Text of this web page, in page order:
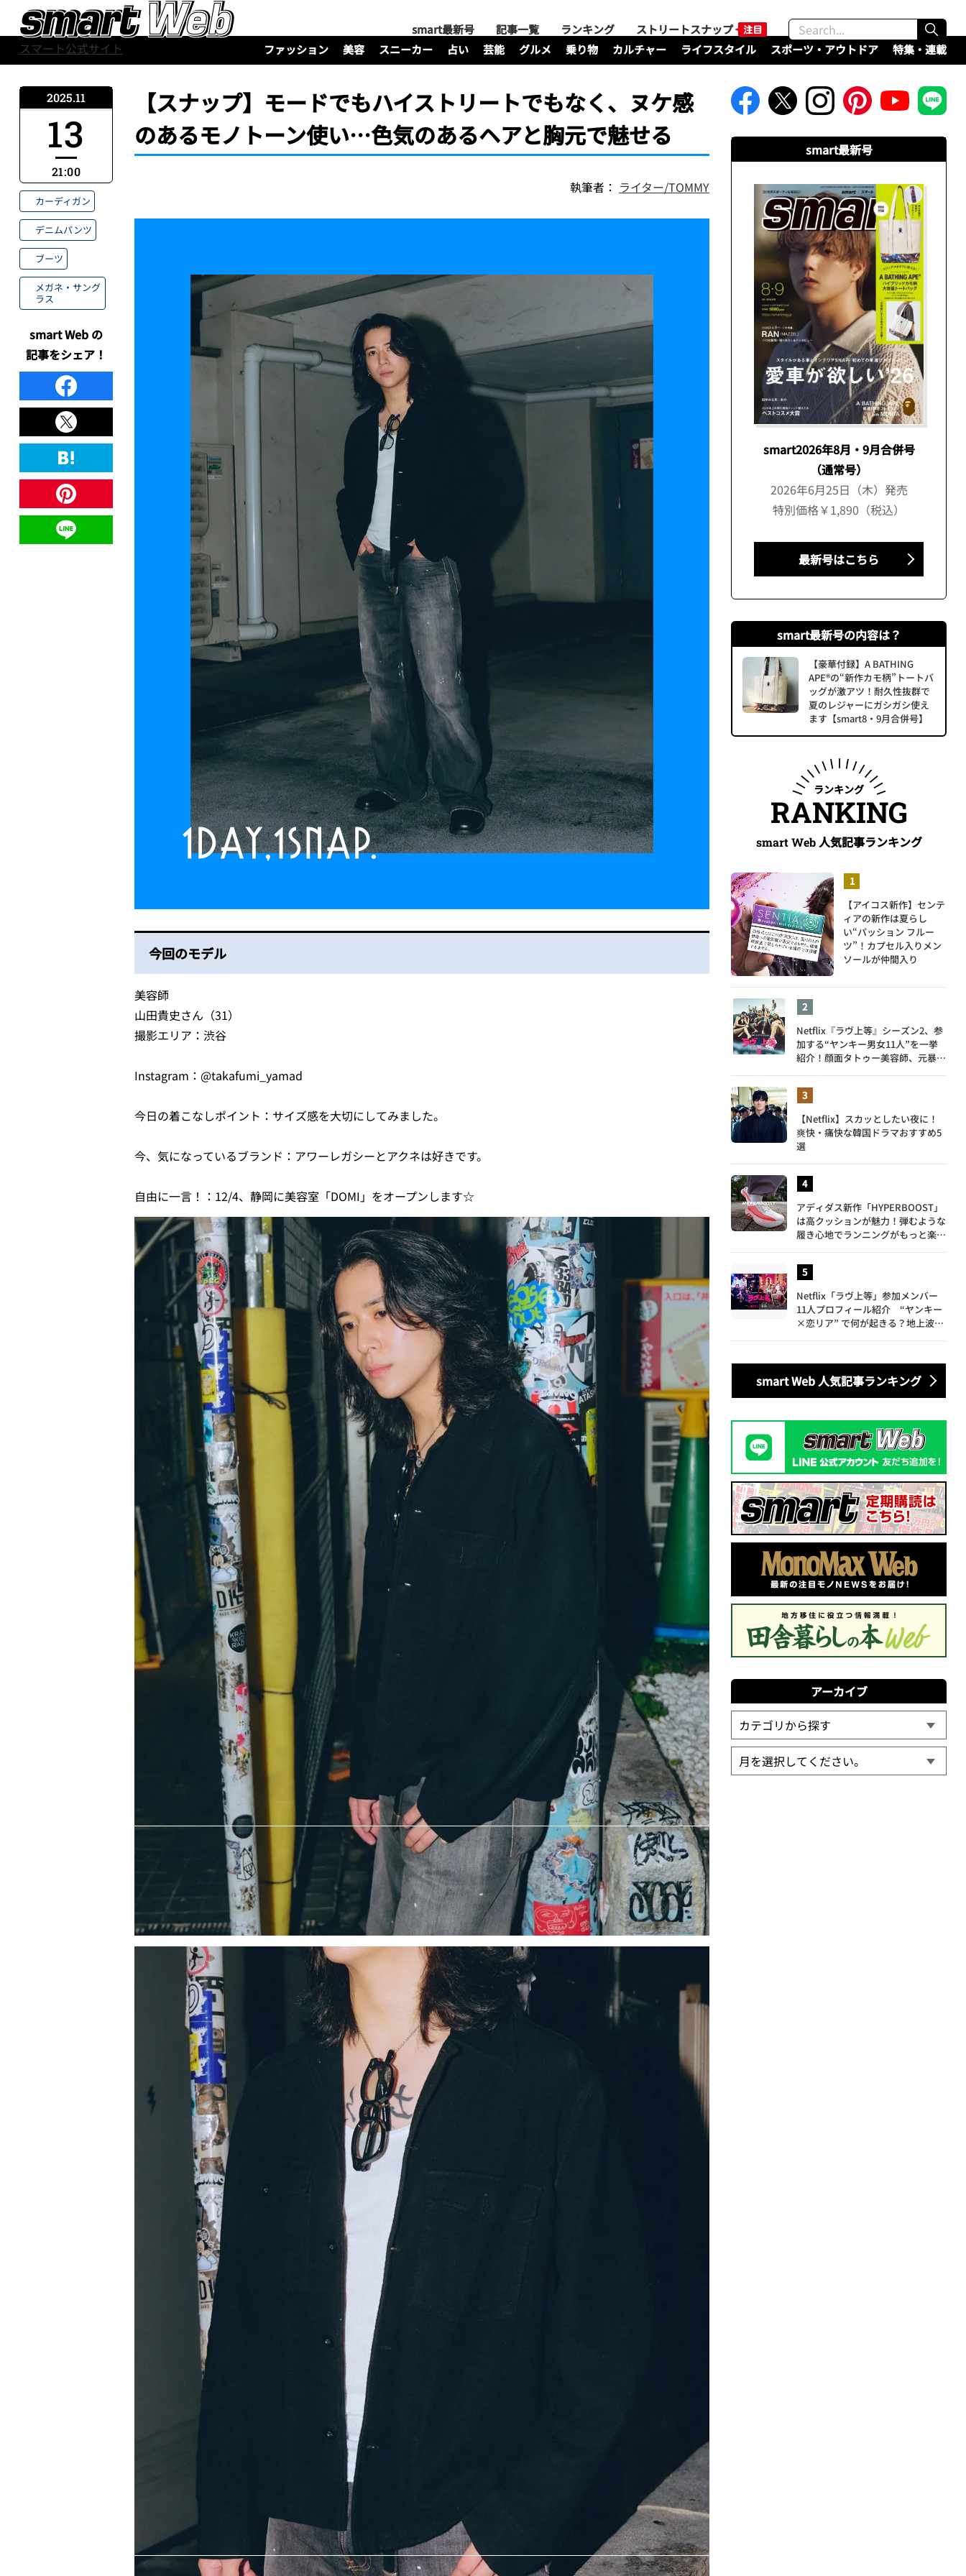
スマート公式サイト
smart最新号 記事一覧 ランキング
ストリートスナップ
ファッション
美容 スニーカー 占い 芸能 グルメ 乗り物 カルチャー ライフスタイル スポーツ・アウトドア 特集・連載
【スナップ】モードでもハイストリートでもなく、ヌケ感
のあるモノトーン使い…色気のあるヘアと胸元で魅せる
執筆者： ライター/TOMMY
今回のモデル
美容師
山田貴史さん（31）
撮影エリア：渋谷
Instagram：@takafumi_yamad
今日の着こなしポイント：サイズ感を大切にしてみました。
今、気になっているブランド：アワーレガシーとアクネは好きです。
自由に一言！：12/4、静岡に美容室「DOMI」をオープンします☆
2025.11
13
21:00
カーディガン
デニムパンツ
ブーツ
メガネ・サング
ラス
smart Web の
記事をシェア！
smart最新号
smart2026年8月・9月合併号
（通常号）
2026年6月25日（木）発売
特別価格￥1,890（税込）
最新号はこちら
smart最新号の内容は？
【豪華付録】A BATHING
APE®の“新作カモ柄”トートバ
ッグが激アツ！耐久性抜群で
夏のレジャーにガシガシ使え
ます【smart8・9月合併号】
ランキング
RANKING
smart Web人気記事ランキング
【アイコス新作】センテ
ィアの新作は夏らし
い“パッション フルー
ツ”！カプセル入りメン
ソールが仲間入り
Netflix『ラヴ上等』シーズン2、参
加する“ヤンキー男女11人”を一挙
紹介！顔面タトゥー美容師、元暴走
【Netflix】スカッとしたい夜に！
爽快・痛快な韓国ドラマおすすめ5
選
アディダス新作「HYPERBOOST」
は高クッションが魅力！弾むような
履き心地でランニングがもっと楽し
Netflix「ラヴ上等」参加メンバー
11人プロフィール紹介 “ヤンキー
×恋リア” で何が起きる？地上波で
smart Web 人気記事ランキング
アーカイブ